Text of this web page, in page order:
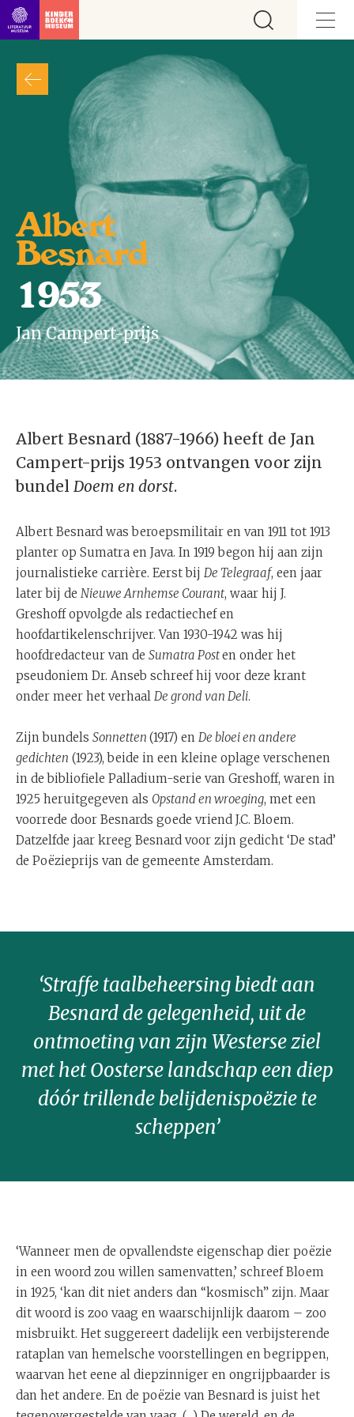
Ga direct naar inhoud
Albert
Besnard
1953
Jan Campert-prijs
Albert Besnard (1887-1966) heeft de Jan
Campert-prijs 1953 ontvangen voor zijn
bundel Doem en dorst.
Albert Besnard was beroepsmilitair en van 1911 tot 1913
planter op Sumatra en Java. In 1919 begon hij aan zijn
journalistieke carrière. Eerst bij De Telegraaf, een jaar
later bij de Nieuwe Arnhemse Courant, waar hij J.
Greshoff opvolgde als redactiechef en
hoofdartikelenschrijver. Van 1930-1942 was hij
hoofdredacteur van de Sumatra Posten onder het
pseudoniem Dr. Anseb schreef hij voor deze krant
onder meer het verhaal De grond van Deli.
Zijn bundels Sonnetten (1917) en De bloei en andere
gedichten (1923), beide in een kleine oplage verschenen
in de bibliofiele Palladium-serie van Greshoff, waren in
1925 heruitgegeven als Opstand en wroeging, met een
voorrede door Besnards goede vriend J.C. Bloem.
Datzelfde jaar kreeg Besnard voor zijn gedicht ‘De stad’
de Poëzieprijs van de gemeente Amsterdam.
‘Straffe taalbeheersing biedt aan
Besnard de gelegenheid, uit de
ontmoeting van zijn Westerse ziel
met het Oosterse landschap een diep
dóór trillende belijdenispoëzie te
scheppen’
‘Wanneer men de opvallendste eigenschap dier poëzie
in een woord zou willen samenvatten,’ schreef Bloem
in 1925, ‘kan dit niet anders dan “kosmisch” zijn. Maar
dit woord is zoo vaag en waarschijnlijk daarom – zoo
misbruikt. Het suggereert dadelijk een verbijsterende
rataplan van hemelsche voorstellingen en begrippen,
waarvan het eene al diepzinniger en ongrijpbaarder is
dan het andere. En de poëzie van Besnard is juist het